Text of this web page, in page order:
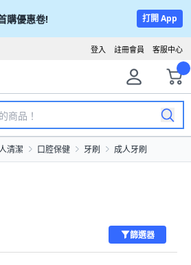
購優惠卷! 打開 App
客服中心
註冊會員
登入
清潔 口腔保健 牙刷 成人牙刷
篩選器